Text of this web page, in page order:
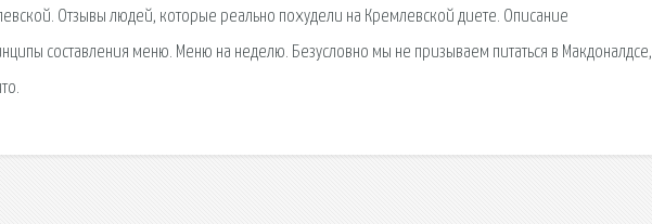
Отзывы людей, которые реально похудели на Кремлевской диете. Описание
составления меню. Меню на неделю. Безусловно мы не призываем питаться в Макдоналдсе,